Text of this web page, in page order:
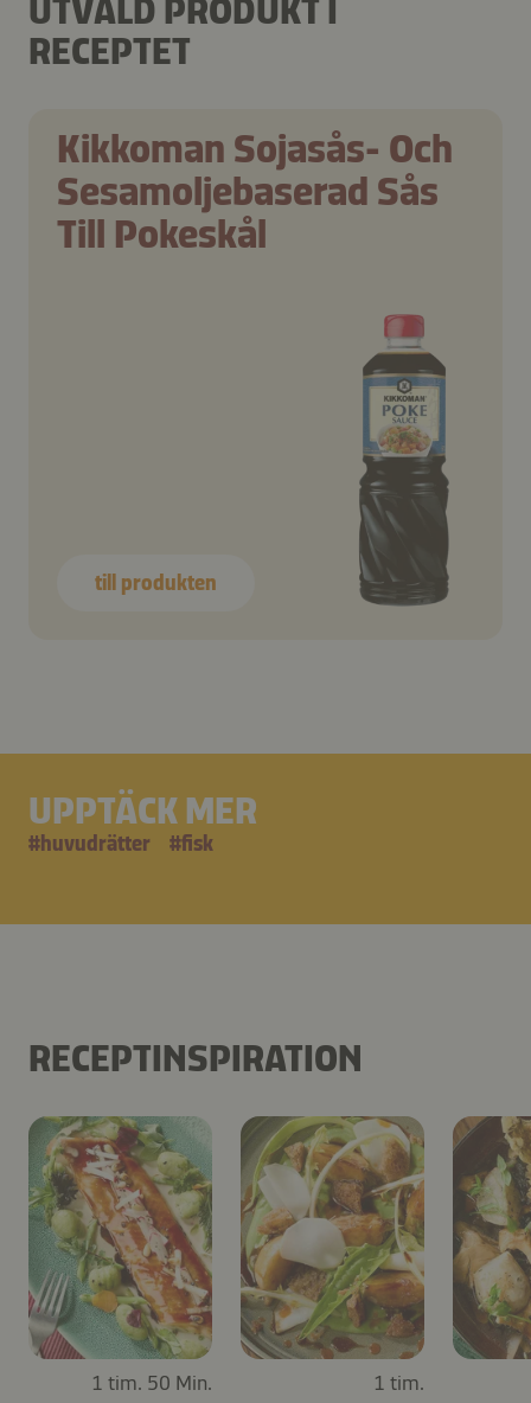
UTVALD PRODUKT I
RECEPTET
Kikkoman Sojasås- Och
Sesamoljebaserad Sås
Till Pokeskål
till produkten
UPPTÄCK MER
#huvudrätter #fisk
RECEPTINSPIRATION
1 tim. 50 Min. 1 tim.